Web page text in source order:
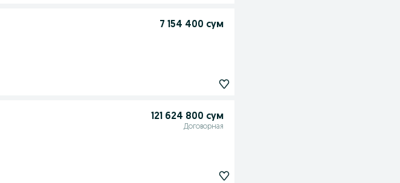
7 154 400 сум
121 624 800 сум
Договорная